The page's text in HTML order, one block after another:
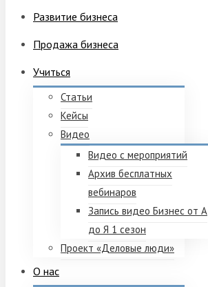
Развитие бизнеса
Продажа бизнеса
Учиться
Статьи
Кейсы
Видео
Видео с мероприятий
Архив бесплатных
вебинаров
Запись видео Бизнес от А
до Я 1 сезон
Проект «Деловые люди»
О нас